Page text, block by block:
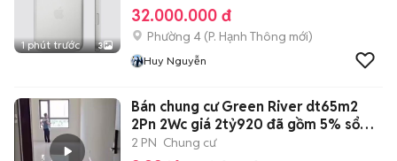
1 phút trước 3
32.000.000 đ
Phường 4 (P. Hạnh Thông mới)
Huy Nguyễn
Bán chung cư Green River dt65m2
2Pn 2Wc giá 2tỷ920 đã gồm 5% sổ
quận 8
2 PN Chung cư